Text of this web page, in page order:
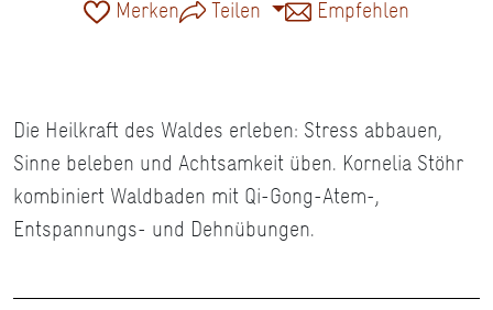
Merken Teilen Empfehlen
Die Heilkraft des Waldes erleben: Stress abbauen,
Sinne beleben und Achtsamkeit üben. Kornelia Stöhr
kombiniert Waldbaden mit Qi-Gong-Atem-,
Entspannungs- und Dehnübungen.